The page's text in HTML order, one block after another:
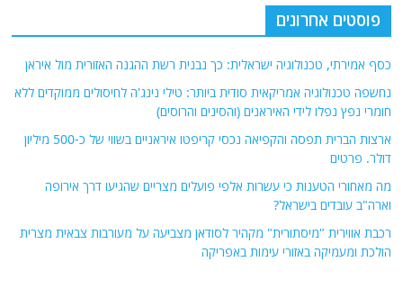
פוסטים אחרונים
כסף אמירתי, טכנולוגיה ישראלית: כך נבנית רשת ההגנה האזורית מול איראן
נחשפה טכנולוגיה אמריקאית סודית ביותר: טילי נינג'ה לחיסולים ממוקדים ללא
חומרי נפץ נפלו לידי האיראנים (והסינים והרוסים)
ארצות הברית תפסה והקפיאה נכסי קריפטו איראניים בשווי של כ-500 מיליון
דולר. פרטים
מה מאחורי הטענות כי עשרות אלפי פועלים מצריים שהגיעו דרך אירופה
וארה"ב עובדים בישראל?
רכבת אווירית "מיסתורית" מקהיר לסודאן מצביעה על מעורבות צבאית מצרית
הולכת ומעמיקה באזורי עימות באפריקה